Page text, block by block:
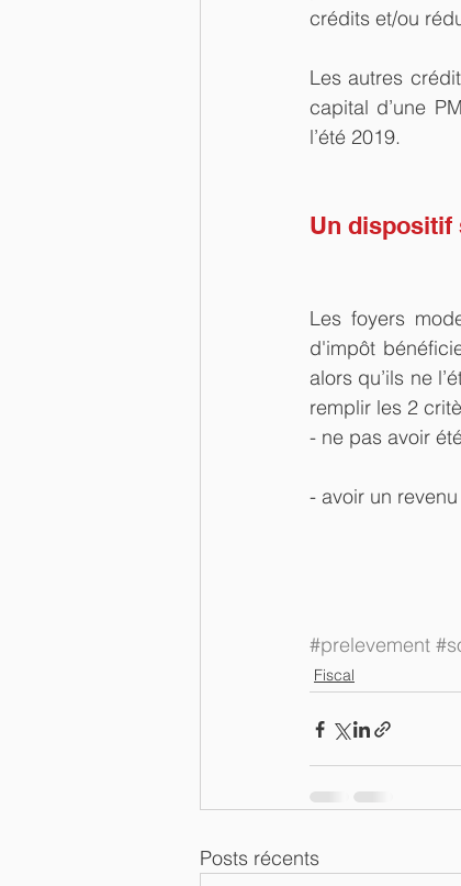
crédits et/ou
Les autres
capital d’une
l’été 2019.
Un dispositif
Les foyers
d'impôt
alors qu’ils ne
remplir les 2
- ne pas avoir
- avoir un
#prelevement
Fiscal
Posts récents